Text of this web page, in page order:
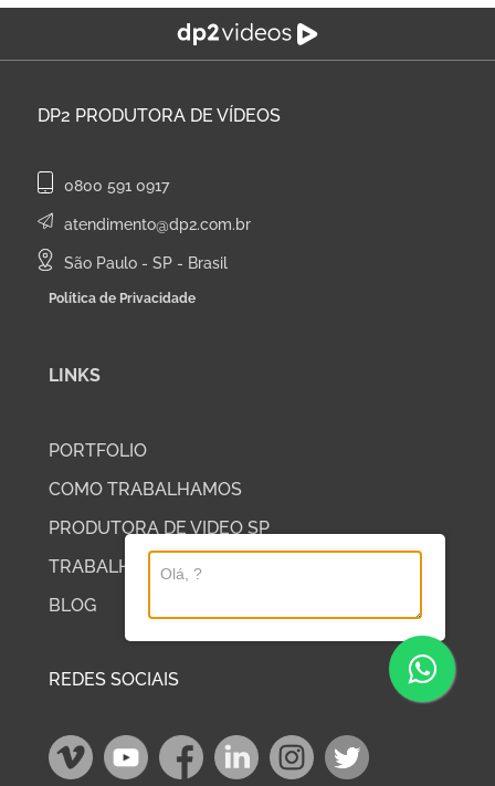
DP2 PRODUTORA DE VÍDEOS
0800 591 0917
atendimento@dp2.com.br
São Paulo - SP - Brasil
Política de Privacidade
LINKS
PORTFOLIO
COMO TRABALHAMOS
PRODUTORA DE VIDEO SP
TRABALHE COM A DP2
BLOG
REDES SOCIAIS